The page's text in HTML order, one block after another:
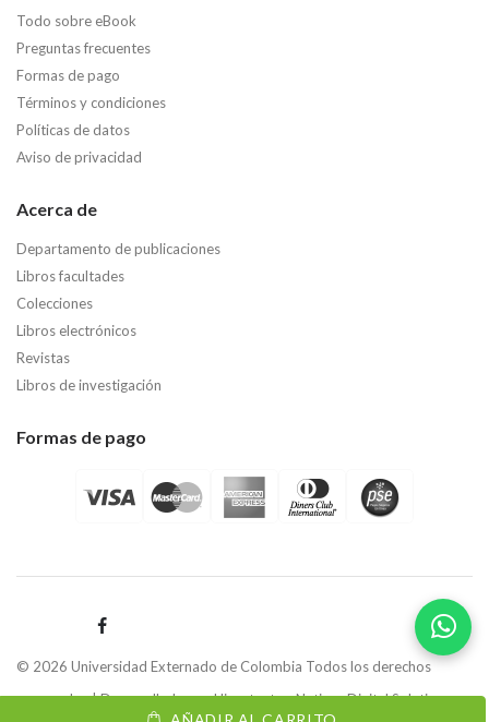
Todo sobre eBook
Preguntas frecuentes
Formas de pago
Términos y condiciones
Políticas de datos
Aviso de privacidad
Acerca de
Departamento de publicaciones
Libros facultades
Colecciones
Libros electrónicos
Revistas
Libros de investigación
Formas de pago
© 2026 Universidad Externado de Colombia Todos los derechos
reservados | Desarrollado porHipertexto - Netizen Digital Solutions.